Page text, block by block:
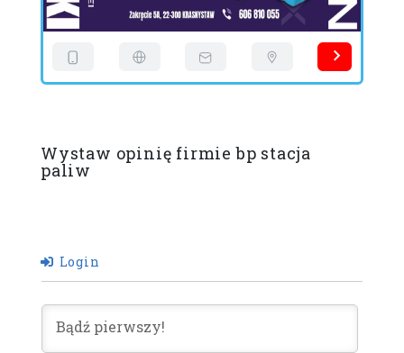
Wystaw opinię firmie bp stacja
paliw
Login